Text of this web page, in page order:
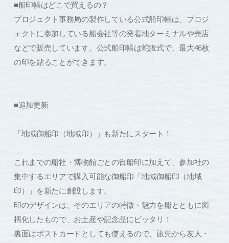
■船印帳はどこで買えるの？
プロジェクト事務局の製作している公式船印帳は、プロジ
ェクトに参加している船会社等の発着地ターミナルや売店
などで販売しています。公式船印帳は蛇腹式で、最大46枚
の印を貼ることができます。
■追加更新
「地域御船印（地域印）」も新たにスタート！
これまでの船社・博物館ごとの御船印に加えて、参加社の
集中するエリアで購入可能な御船印「地域御船印（地域
印）」を新たに創設します。
印のデザインは、そのエリアの特徴・魅力を船とともに図
柄化したもので、お土産や記念品にピッタリ！
裏面はポストカードとしても使えるので、旅先から友人・